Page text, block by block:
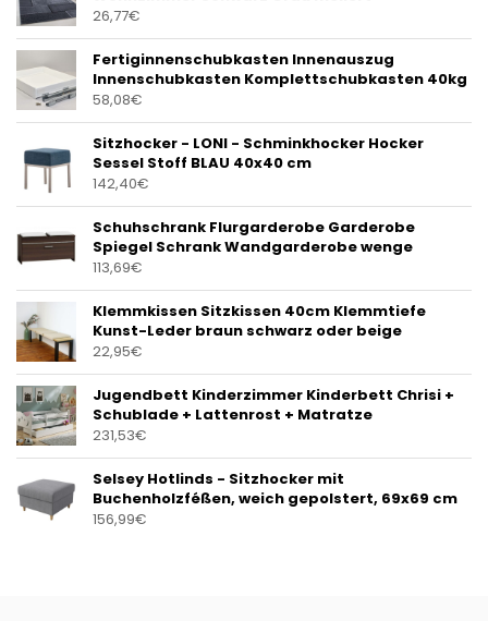
26,77€
Fertiginnenschubkasten Innenauszug
Innenschubkasten Komplettschubkasten 40kg
58,08€
Sitzhocker - LONI - Schminkhocker Hocker
Sessel Stoff BLAU 40x40 cm
142,40€
Schuhschrank Flurgarderobe Garderobe
Spiegel Schrank Wandgarderobe wenge
113,69€
Klemmkissen Sitzkissen 40cm Klemmtiefe
Kunst-Leder braun schwarz oder beige
22,95€
Jugendbett Kinderzimmer Kinderbett Chrisi +
Schublade + Lattenrost + Matratze
231,53€
Selsey Hotlinds - Sitzhocker mit
Buchenholzféßen, weich gepolstert, 69x69 cm
156,99€